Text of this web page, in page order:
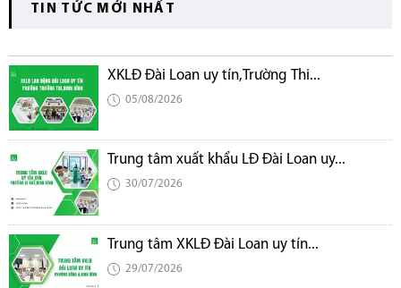
TIN TỨC MỚI NHẤT
XKLĐ Đài Loan uy tín,Trường Thi...
05/08/2026
Trung tâm xuất khẩu LĐ Đài Loan uy...
30/07/2026
Trung tâm XKLĐ Đài Loan uy tín...
29/07/2026